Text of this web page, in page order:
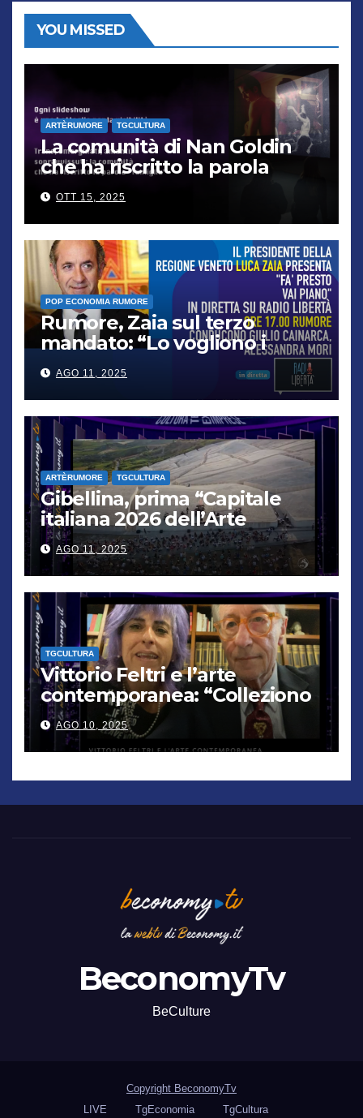
YOU MISSED
ARTÈRUMORE TGCULTURA
La comunità di Nan Goldin
che ha riscritto la parola
“famiglia”
OTT 15, 2025
POP ECONOMIA RUMORE
Rumore, Zaia sul terzo
mandato: “Lo vogliono i
cittadini, chi non lo capisce
verrà punito”
AGO 11, 2025
ARTÈRUMORE TGCULTURA
Gibellina, prima “Capitale
italiana 2026 dell’Arte
contemporanea”
AGO 11, 2025
TGCULTURA
Vittorio Feltri e l’arte
contemporanea: “Colleziono
De Chirico. Cattelan? Un
genio”
AGO 10, 2025
BeconomyTv
BeCulture
Copyright BeconomyTv
LIVE
TgEconomia TgCultura